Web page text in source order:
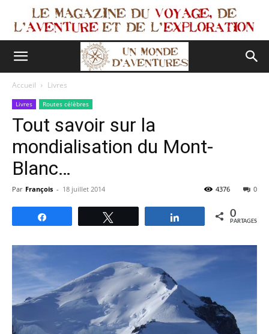
Accueil Livres
Livres Routes célèbres
Tout savoir sur la
mondialisation du Mont-
Blanc…
Par François - 18 juillet 2014 0
4376
Partagez 0
PARTAGES